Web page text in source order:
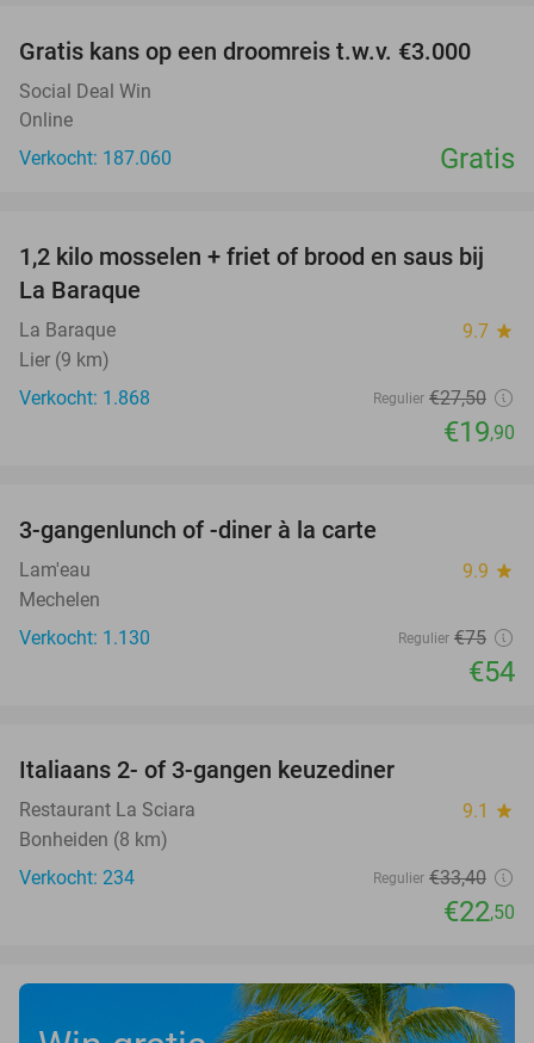
Gratis kans op een droomreis t.w.v. €3.000
Social Deal Win
Online
Verkocht: 187.060
Gratis
28%
1,2 kilo mosselen + friet of brood en saus bij
La Baraque
La Baraque 9.7 star
Lier (9 km)
Verkocht: 1.868
Regulier €27,50
€19,90
3-gangenlunch of -diner à la carte
Lam'eau 9.9 star
Mechelen
Verkocht: 1.130
Regulier €75
€54
Italiaans 2- of 3-gangen keuzediner
Restaurant La Sciara 9.1 star
Bonheiden (8 km)
Verkocht: 234
Regulier €33,40
€22,50